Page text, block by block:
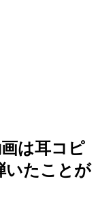
は耳コピ
いたことが